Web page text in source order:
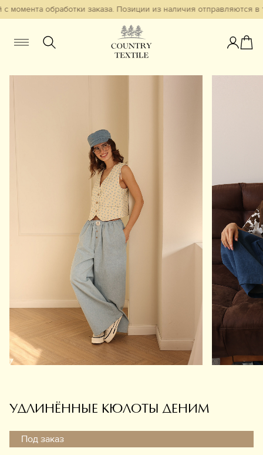
обработки заказа. Позиции из наличия отправляются в
Аксессуары
Украшения
Информация
УДЛИНЁННЫЕ КЮЛОТЫ ДЕНИМ
Под заказ